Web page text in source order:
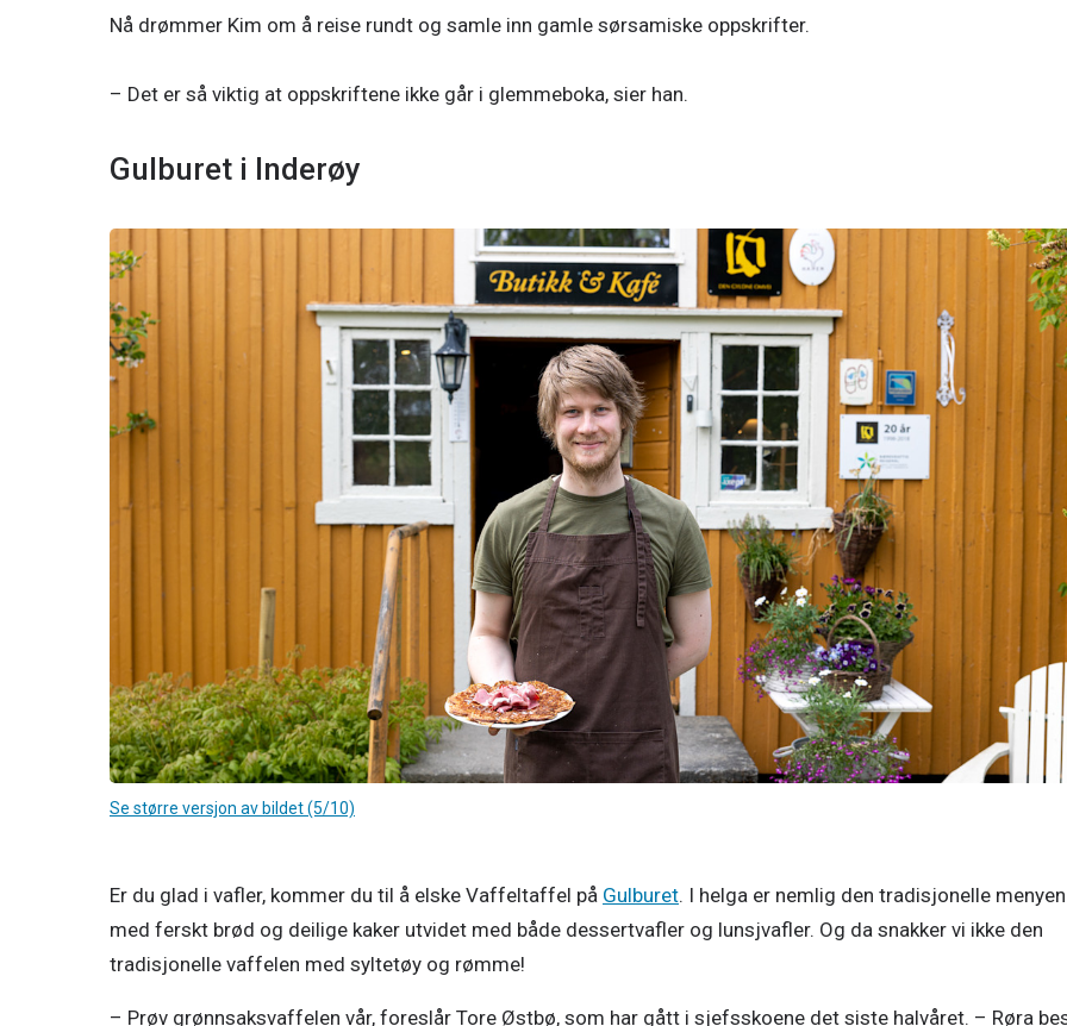
Nå drømmer Kim om å reise rundt og samle inn gamle sørsamiske oppskrifter.
Gulburet i Inderøy
Se større versjon av bildet (5/10)
Er du glad i vafler, kommer du til å elske Vaffeltaffel på Gulburet. I helga er nemlig den tradisjonelle menyen
med ferskt brød og deilige kaker utvidet med både dessertvafler og lunsjvafler. Og da snakker vi ikke den
tradisjonelle vaffelen med syltetøy og rømme!
– Prøv grønnsaksvaffelen vår, foreslår Tore Østbø, som har gått i sjefsskoene det siste halvåret. – Røra